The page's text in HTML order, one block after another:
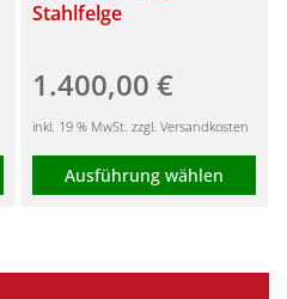
auf
Produktseite
Stahlfelge
1.400,00€
inkl. 19 % MwSt. zzgl. Versandkosten
Ausführung wählen
weist